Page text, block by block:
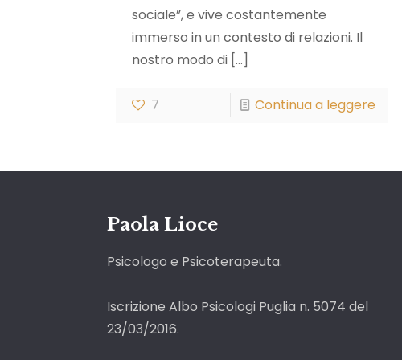
sociale”, e vive costantemente
immerso in un contesto di relazioni. Il
nostro modo di[…]
7 Continua a leggere
Paola Lioce
Psicologo e Psicoterapeuta.
Iscrizione Albo Psicologi Puglia n. 5074 del
23/03/2016.